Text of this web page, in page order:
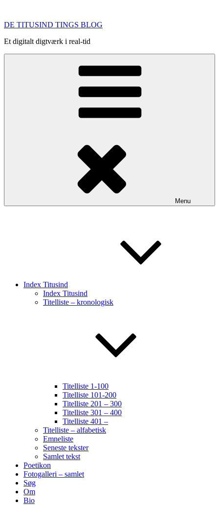
indhold
DE TITUSIND TINGS BLOG
Et digitalt digtværk i real-tid
Menu
Index Titusind
Index Titusind
Titelliste – kronologisk
Titelliste 1-100
Titelliste 101-200
Titelliste 201 – 300
Titelliste 301 – 400
Titelliste 401 –
Titelliste – alfabetisk
Emneliste
Seneste tekster
Samlet tekst
Poetikon
Fotogalleri – samlet
Søg
Om
Bio